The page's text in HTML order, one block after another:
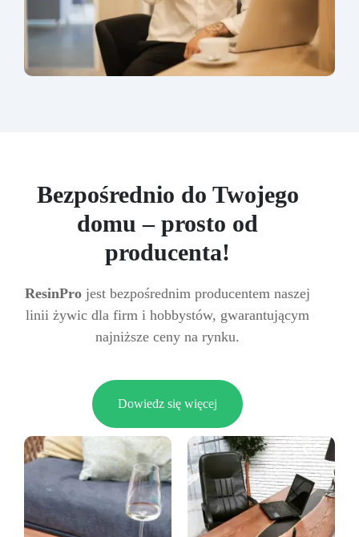
Bezpośrednio do Twojego
domu – prosto od
producenta!
ResinPro jest bezpośrednim producentem naszej
linii żywic dla firm i hobbystów, gwarantującym
najniższe ceny na rynku.
Dowiedz się więcej